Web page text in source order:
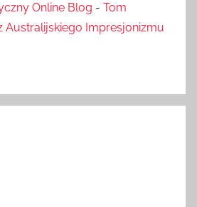
Online Blog - Tom
Australijskiego Impresjonizmu